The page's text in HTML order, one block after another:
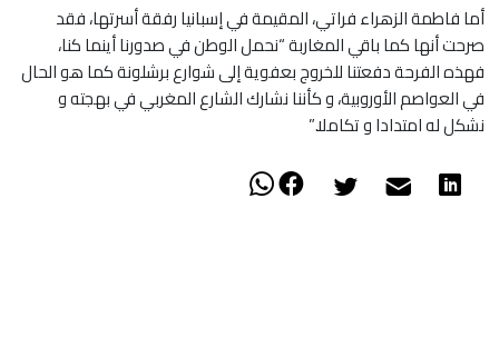
أما فاطمة الزهراءفراتي، المقيمة في إسبانيا رفقةأسرتها، فقد
صرحت أنها كما باقي المغاربة “نحملالوطن في صدورنا أينما كنا،
فهذه الفرحة دفعتنا للخروج بعفوية إلى شوارع برشلونة كما هو الحال
في العواصم الأوروبية، و كأننا نشارك الشارع المغربي في بهجته و
نشكل له امتدادا و تكاملا.”